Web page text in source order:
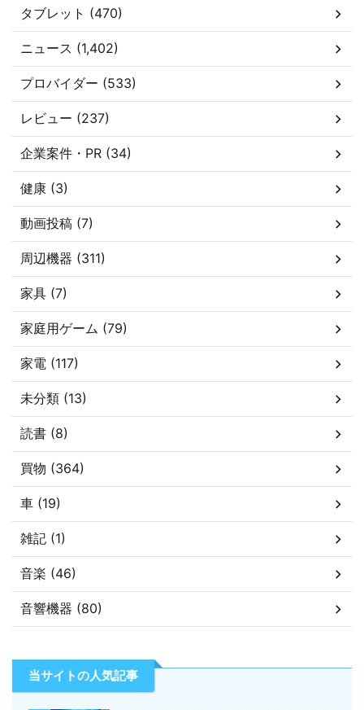
タブレット (470)
ニュース (1,402)
プロバイダー (533)
レビュー (237)
企業案件・PR (34)
健康 (3)
動画投稿 (7)
周辺機器 (311)
家具 (7)
家庭用ゲーム (79)
家電 (117)
未分類 (13)
読書 (8)
買物 (364)
車 (19)
雑記 (1)
音楽 (46)
音響機器 (80)
当サイトの人気記事